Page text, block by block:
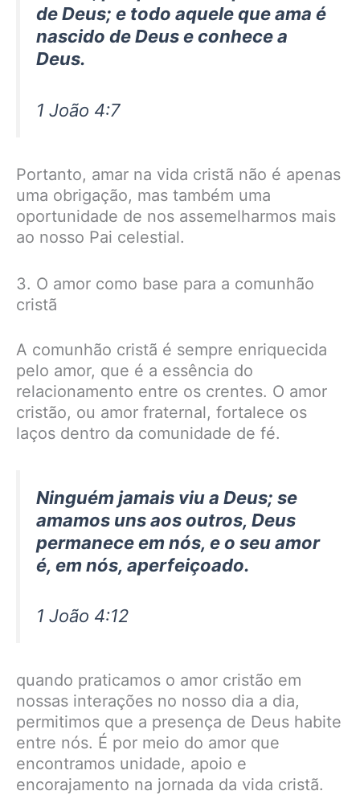
de Deus; e todo aquele que ama é
nascido de Deus e conhece a
Deus.
1 João 4:7
Portanto, amar na vida cristã não é apenas
uma obrigação, mas também uma
oportunidade de nos assemelharmos mais
ao nosso Pai celestial.
3. O amor como base para a comunhão
cristã
A comunhão cristã é sempre enriquecida
pelo amor, que é a essência do
relacionamento entre os crentes. O amor
cristão, ou amor fraternal, fortalece os
laços dentro da comunidade de fé.
Ninguém jamais viu a Deus; se
amamos uns aos outros, Deus
permanece em nós, e o seu amor
é, em nós, aperfeiçoado.
1 João 4:12
quando praticamos o amor cristão em
nossas interações no nosso dia a dia,
permitimos que a presença de Deus habite
entre nós. É por meio do amor que
encontramos unidade, apoio e
encorajamento na jornada da vida cristã.